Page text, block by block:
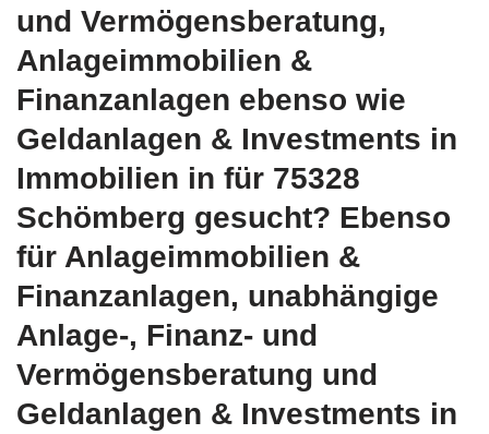
und Vermögensberatung,
Anlageimmobilien &
Finanzanlagen ebenso wie
Geldanlagen & Investments in
Immobilien in für 75328
Schömberg gesucht? Ebenso
für Anlageimmobilien &
Finanzanlagen, unabhängige
Anlage-, Finanz- und
Vermögensberatung und
Geldanlagen & Investments in